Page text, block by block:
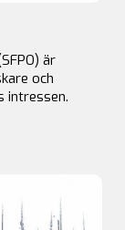
är
och
intressen.